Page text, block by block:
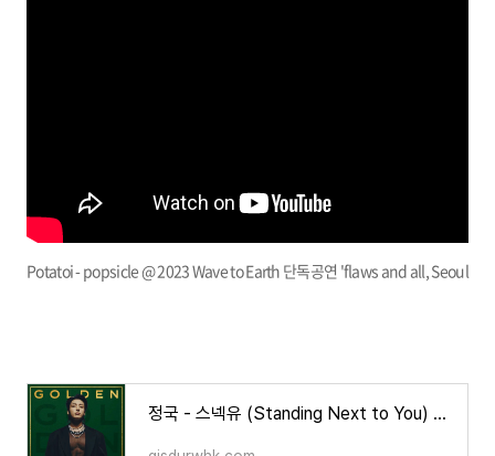
Potatoi - popsicle @ 2023 Wave to Earth 단독공연 'flaws and all, Seoul
정국 - 스넥유 (Standing Next to You) 한글 가사/해석/뜻/곡 정보